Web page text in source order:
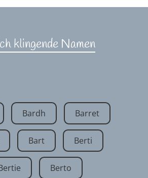
klingende Namen
Bardh Barret
Bart Berti
Berto